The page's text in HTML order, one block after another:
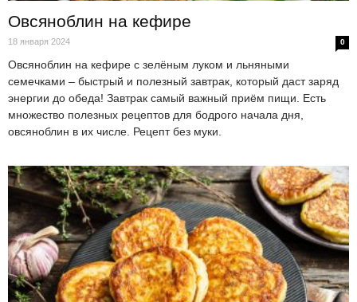
Овсяноблин на кефире
18 января 2024 0
Овсяноблин на кефире с зелёным луком и льняными
семечками – быстрый и полезный завтрак, который даст заряд
энергии до обеда! Завтрак самый важный приём пищи. Есть
множество полезных рецептов для бодрого начала дня,
овсяноблин в их числе. Рецепт без муки.